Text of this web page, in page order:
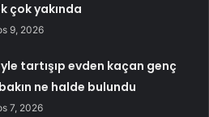
çok yakında
9, 2026
tartışıp evden kaçan genç
ne halde bulundu
7, 2026